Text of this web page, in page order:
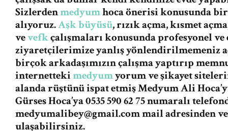
Sizlerdenmedyumhoca önerisi konusunda
alıyoruz.Aşk büyüsü, rızık açma, kısmet
vevefkçalışmaları konusunda profesyonel
ziyaretçilerimize yanlış yönlendirilmemeniz
birçok arkadaşımızın çalışma yaptırıp
internettekimedyumyorum ve şikayet
alanda rüştünü ispat etmiş Medyum Ali
Gürses Hoca’ya 0535 590 62 75 numaralı
medyumalibey@gmail.commail adresinden
ulaşabilirsiniz.